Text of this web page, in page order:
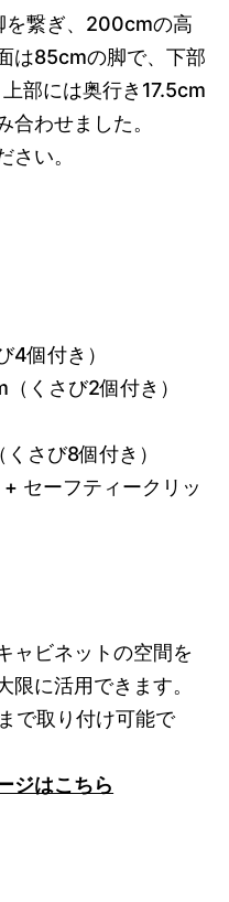
を繋ぎ、200cmの高
は85cmの脚で、下部
部には奥行き17.5cm
合わせました。
さい。
個付き）
くさび2個付き）
さび8個付き）
セーフティークリッ
ャビネットの空間を
に活用できます。
で取り付け可能で
ジはこちら